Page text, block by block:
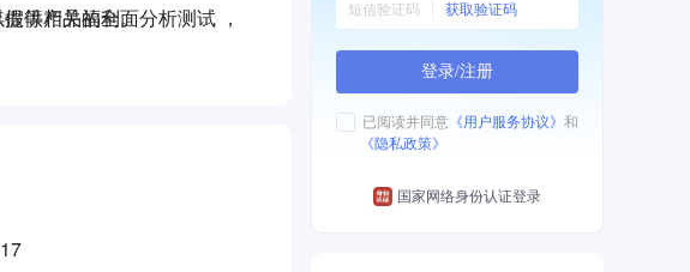
供产品的全面分析测试 ，
务水平 ，公司致力成为客
假等相关福利。
获取验证码
登录/注册
已阅读并同意 《用户服务协议》 和
《隐私政策》
国家网络身份认证登录